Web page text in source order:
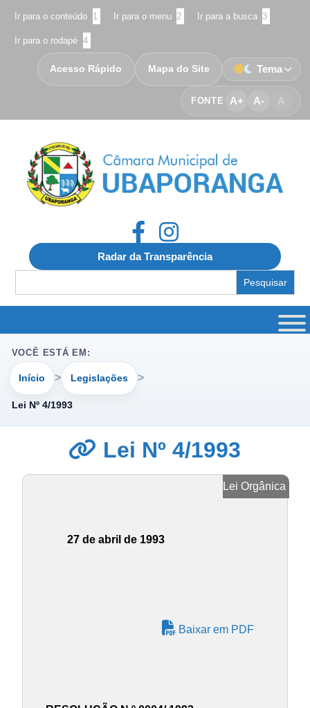
Ir para o conteúdo 1 Ir para o menu 2 Ir para a busca 3
Ir para o rodapé 4
FONTE A+ A- A
Acesso Rápido Mapa do Site Tema
Radar da Transparência
for:
VOCÊ ESTÁ EM:
Início Legislações
Lei Nº 4/1993
Lei Nº 4/1993
Lei Orgânica
27 de abril de 1993
Baixar em PDF